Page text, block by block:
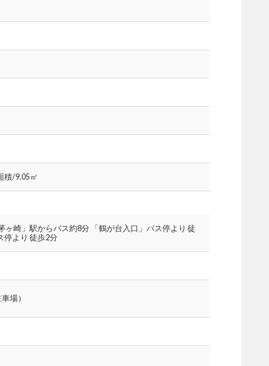
積/9.05㎡
ヶ崎」駅からバス約8分 「鶴が台入口」バス停より 徒
停より 徒歩2分
場）